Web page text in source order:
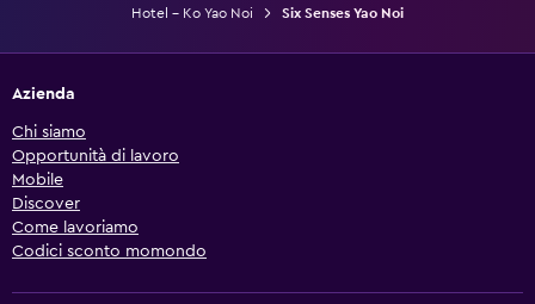
Hotel - Ko Yao Noi
Six Senses Yao Noi
Azienda
Chi siamo
Opportunità di lavoro
Mobile
Discover
Come lavoriamo
Codici sconto momondo